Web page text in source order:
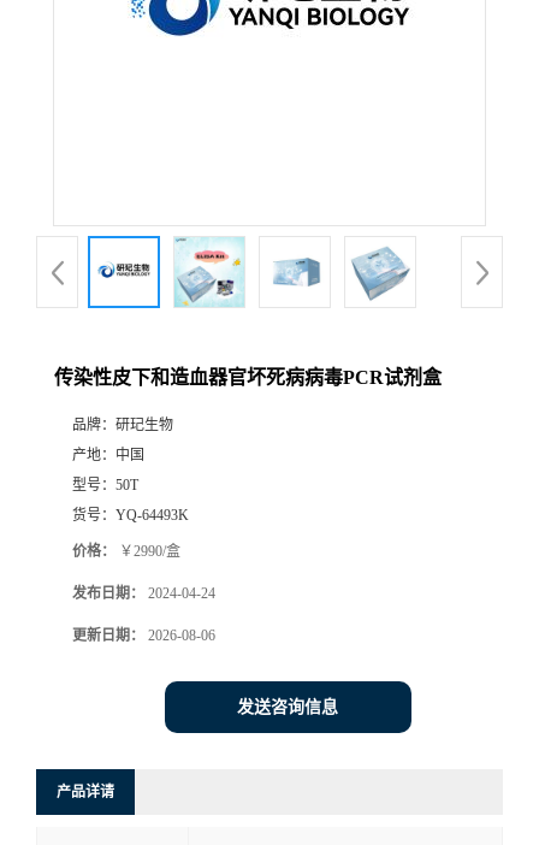
传染性皮下和造血器官坏死病病毒PCR试剂盒
品牌： 研玘生物
产地： 中国
型号： 50T
货号： YQ-64493K
价格： ￥2990/盒
发布日期： 2024-04-24
更新日期： 2026-08-06
发送咨询信息
产品详请